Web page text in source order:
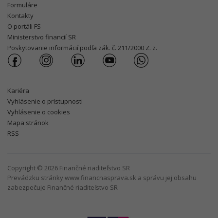
Formuláre
Kontakty
O portáli FS
Ministerstvo financií SR
Poskytovanie informácií podľa zák. č. 211/2000 Z. z.
Kariéra
Vyhlásenie o prístupnosti
Vyhlásenie o cookies
Mapa stránok
RSS
Copyright © 2026 Finančné riaditeľstvo SR
Prevádzku stránky www.financnasprava.sk a správu jej obsahu
zabezpečuje Finančné riaditeľstvo SR